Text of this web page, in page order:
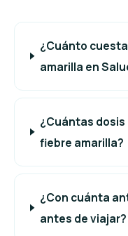
¿Cuánto
amarilla en
¿Cuántas
fiebre amarilla?
¿Con cuánta
antes de viajar?